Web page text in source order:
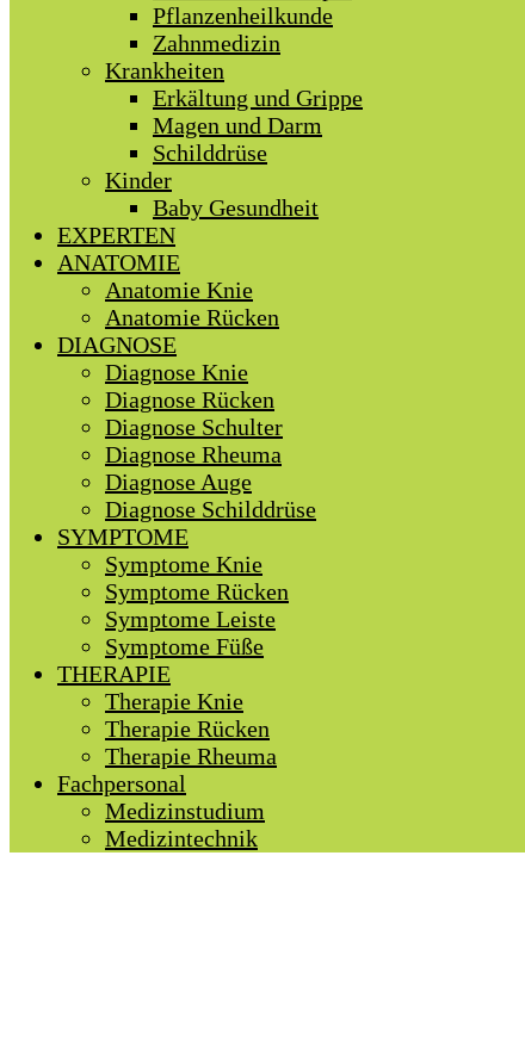
Pflanzenheilkunde
Zahnmedizin
Krankheiten
Erkältung und Grippe
Magen und Darm
Schilddrüse
Kinder
Baby Gesundheit
EXPERTEN
ANATOMIE
Anatomie Knie
Anatomie Rücken
DIAGNOSE
Diagnose Knie
Diagnose Rücken
Diagnose Schulter
Diagnose Rheuma
Diagnose Auge
Diagnose Schilddrüse
SYMPTOME
Symptome Knie
Symptome Rücken
Symptome Leiste
Symptome Füße
THERAPIE
Therapie Knie
Therapie Rücken
Therapie Rheuma
Fachpersonal
Medizinstudium
Medizintechnik